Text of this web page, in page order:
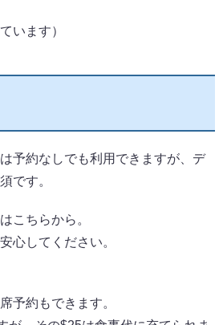
います）
予約なしでも利用できますが、デ
です。
こちらから。
心してください。
予約もできます。